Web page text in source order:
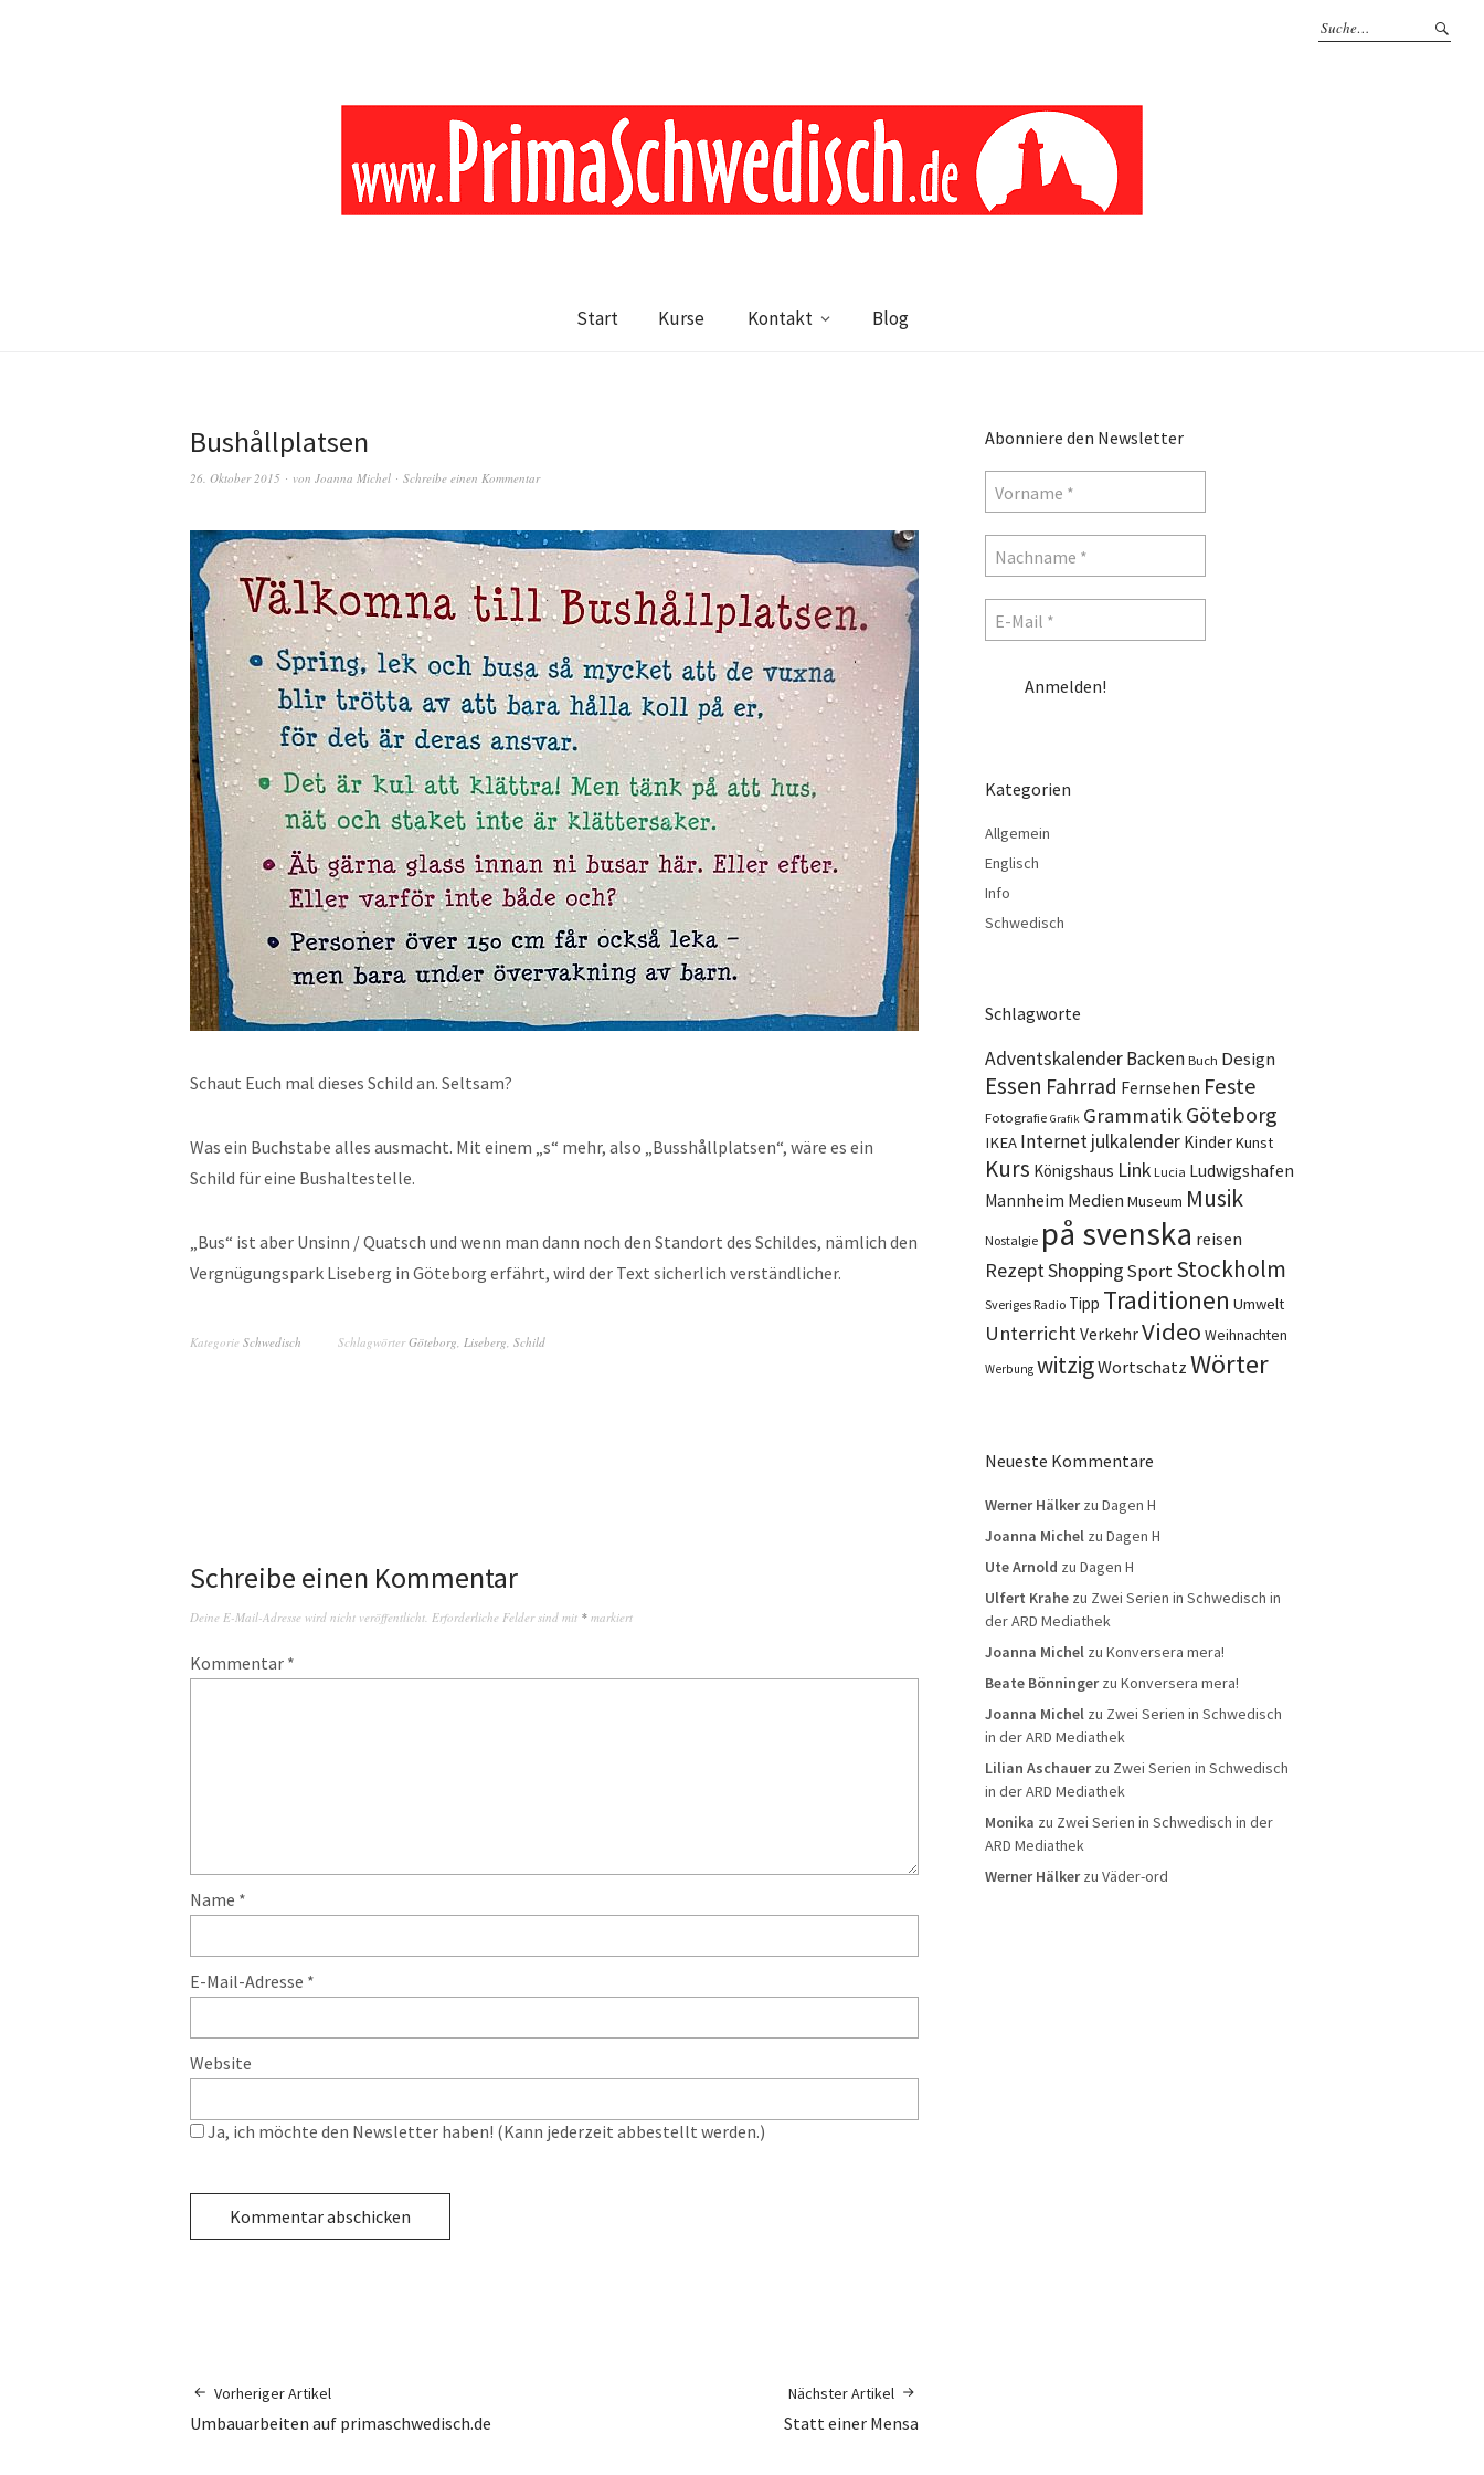
Start Kurse Kontakt Blog
Bushållplatsen
26. Oktober 2015 von Joanna Michel Schreibe einen Kommentar
Schaut Euch mal dieses Schild an. Seltsam?
Was ein Buchstabe alles ausmacht. Mit einem „s“ mehr, also „Busshållplatsen“, wäre es ein
Schild für eine Bushaltestelle.
„Bus“ ist aber Unsinn / Quatsch und wenn man dann noch den Standort des Schildes, nämlich den
Vergnügungspark Liseberg in Göteborg erfährt, wird der Text sicherlich verständlicher.
Kategorie Schwedisch SchlagwörterGöteborg, Liseberg, Schild
Schreibe einen Kommentar
Deine E-Mail-Adresse wird nicht veröffentlicht. Erforderliche Felder sind mit * markiert
Kommentar *
Name *
E-Mail-Adresse *
Website
Ja, ich möchte den Newsletter haben! (Kann jederzeit abbestellt werden.)
Vorheriger Artikel
Umbauarbeiten auf primaschwedisch.de
Nächster Artikel
Statt einer Mensa
Abonniere den Newsletter
Kategorien
Allgemein
Englisch
Info
Schwedisch
Schlagworte
AdventskalenderBacken Buch Design
Essen Fahrrad Fernsehen Feste
Fotografie Grafik GrammatikGöteborg
IKEA Internetjulkalender KinderKunst
Kurs Königshaus Link Lucia Ludwigshafen
Mannheim Medien Museum Musik
Nostalgie på svenska reisen
RezeptShopping Sport Stockholm
Sveriges Radio Tipp Traditionen Umwelt
UnterrichtVerkehrVideo Weihnachten
Werbung witzigWortschatz Wörter
Neueste Kommentare
Werner Hälkerzu Dagen H
Joanna Michel zu Dagen H
Ute Arnold zu Dagen H
Ulfert Krahe zu Zwei Serien in Schwedisch in
der ARD Mediathek
Joanna Michel zu Konversera mera!
Beate Bönningerzu Konversera mera!
Joanna Michel zu Zwei Serien in Schwedisch
in der ARD Mediathek
Lilian Aschauerzu Zwei Serien in Schwedisch
in der ARD Mediathek
Monika zu Zwei Serien in Schwedisch in der
ARD Mediathek
Werner Hälkerzu Väder-ord